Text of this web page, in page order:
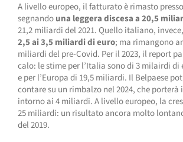
A livello europeo, il fatturato è rimasto
segnandouna leggera discesa a 20,5
21,2 miliardi del 2021. Quello italiano,
2,5 ai 3,5 miliardi di euro; ma rimangono
miliardi del pre-Covid. Per il 2023, il report
calo: le stime per l’Italia sono di 3 milairdi di
e per l’Europa di 19,5 miliardi. Il Belpaese
contare su un rimbalzo nel 2024, che
intorno ai 4 miliardi. A livello europeo, la
25 miliardi: un risultato ancora molto
del 2019.